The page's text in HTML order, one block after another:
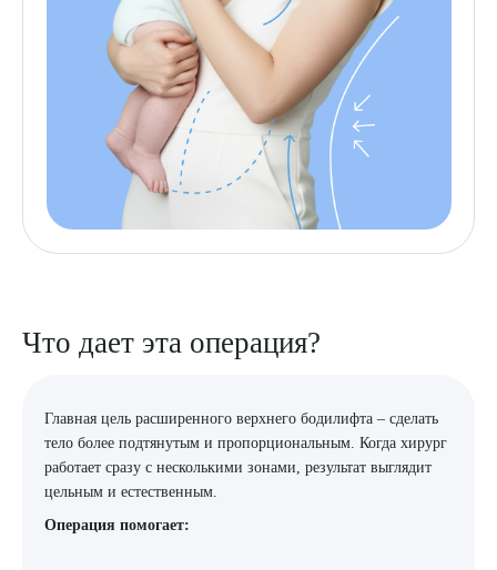
Что дает эта операция?
Главная цель расширенного верхнего бодилифта – сделать
тело более подтянутым и пропорциональным. Когда хирург
работает сразу с несколькими зонами, результат выглядит
цельным и естественным.
Операция помогает: